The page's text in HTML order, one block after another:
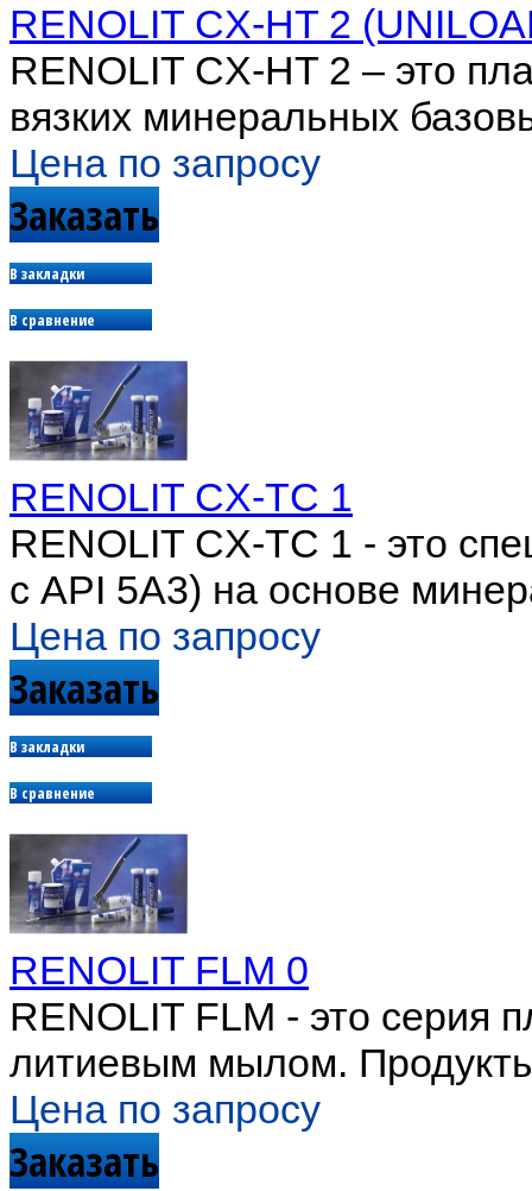
RENOLIT CX-HT 2
RENOLIT CX-HT 2 – это
вязких минеральных
Цена по запросу
Заказать
В закладки
В сравнение
RENOLIT CX-TC 1
RENOLIT CX-TC 1 - это
с API 5A3) на основе
Цена по запросу
Заказать
В закладки
В сравнение
RENOLIT FLM 0
RENOLIT FLM - это серия
литиевым мылом.
Цена по запросу
Заказать